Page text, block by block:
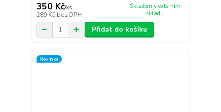
350 Kč/ks
289 Kč bez DPH
Skladem v externím
skladu
Přidat do košíku
Novinka